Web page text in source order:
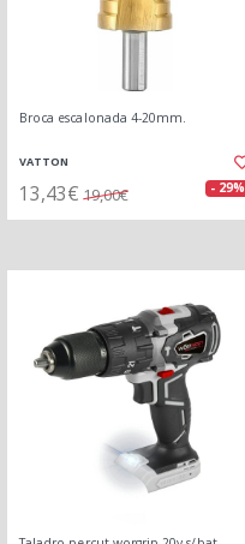
Broca escalonada 4-20mm.
VATTON
13,43€ 19,00€ - 29%